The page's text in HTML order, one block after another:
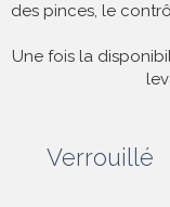
des pinces, le
Une fois la